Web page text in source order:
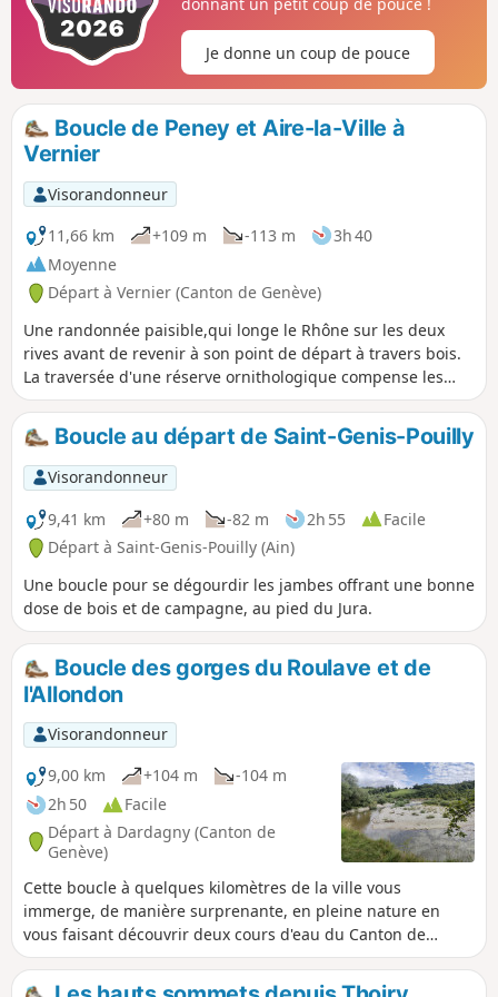
donnant un petit coup de pouce !
Je donne un coup de pouce
Boucle de Peney et Aire-la-Ville à
Vernier
Visorandonneur
11,66 km
+109 m -113 m
3h 40
Moyenne
Départ à Vernier (Canton de Genève)
Une randonnée paisible,qui longe le Rhône sur les deux
rives avant de revenir à son point de départ à travers bois.
La traversée d'une réserve ornithologique compense les
quelques inévitables tronçons de route goudronnée. Les
sentiers forestiers peuvent être un peu boueux, donc
glissants en automne et en hiver. Une partie du parcours en
forêt dans les Bois du Château est mal balisée mais aucune
crainte, il est difficile de se perdre .
Boucle au départ de Saint-Genis-Pouilly
Visorandonneur
9,41 km
+80 m -82 m 2h 55
Facile
Départ à Saint-Genis-Pouilly (Ain)
Une boucle pour se dégourdir les jambes offrant une bonne
dose de bois et de campagne, au pied du Jura.
Boucle des gorges du Roulave et de
l'Allondon
Visorandonneur
9,00 km
+104 m
-104 m
2h 50
Facile
Départ à Dardagny (Canton de
Genève)
Cette boucle à quelques kilomètres de la ville vous
immerge, de manière surprenante, en pleine nature en
vous faisant découvrir deux cours d'eau du Canton de
Genève, puis les vignes de Dardagny. Elle se pratique dans
les 2 sens.